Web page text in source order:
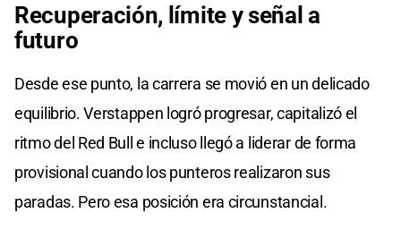
Recuperación, límite y señal a
futuro
Desde ese punto, la carrera se movió en un delicado
equilibrio. Verstappen logró progresar, capitalizó el
ritmo del Red Bull e incluso llegó a liderar de forma
provisional cuando los punteros realizaron sus
paradas. Pero esa posición era circunstancial.